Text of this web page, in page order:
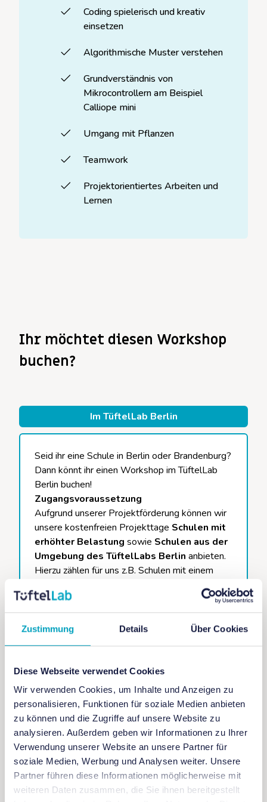
Zustimmung Details Über Cookies
Diese Webseite verwendet Cookies
Wir verwenden Cookies, um Inhalte und Anzeigen zu
personalisieren, Funktionen für soziale Medien anbieten
zu können und die Zugriffe auf unsere Website zu
analysieren. Außerdem geben wir Informationen zu Ihrer
Verwendung unserer Website an unsere Partner für
soziale Medien, Werbung und Analysen weiter. Unsere
Partner führen diese Informationen möglicherweise mit
weiteren Daten zusammen, die Sie ihnen bereitgestellt
Coding spielerisch und kreativ
einsetzen
Algorithmische Muster verstehen
Grundverständnis von
Mikrocontrollern am Beispiel
Calliope mini
Umgang mit Pflanzen
Teamwork
Projektorientiertes Arbeiten und
Lernen
Ihr möchtet diesen Workshop
buchen?
Im TüftelLab Berlin
Seid ihr eine Schule in Berlin oder Brandenburg?
Dann könnt ihr einen Workshop im TüftelLab
Berlin buchen!
Zugangsvoraussetzung
Aufgrund unserer Projektförderung können wir
unsere kostenfreien Projekttage Schulen mit
erhöhter Belastung sowie Schulen aus der
Umgebung des TüftelLabs Berlin anbieten.
Hierzu zählen für uns z.B. Schulen mit einem
hohen Index nach der Berliner Schultypisierung
(4–7), Schulen mit besonderem
Förderschwerpunkt oder Willkommensklassen.
Kontakt
TüftelLab Berlin
berlin@tueftellab.de
030 235976120
TüftelLab Berlin anfragen